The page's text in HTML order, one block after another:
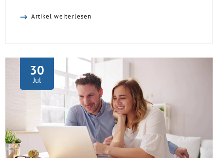
Einzelmaßnahmen […]
Artikel weiterlesen
30
Jul